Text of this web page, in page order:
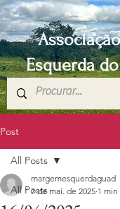
Esquerda
Post
All Posts
All Posts
margemesquerdaguad
7 de mai. de 2025 1